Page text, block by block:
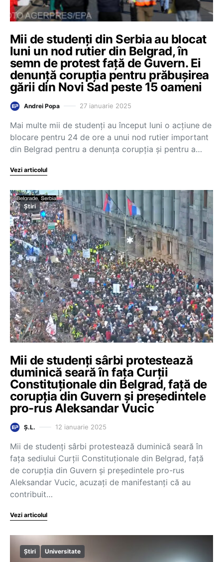
Mii de studenți din Serbia au blocat
luni un nod rutier din Belgrad, în
semn de protest față de Guvern. Ei
denunță corupția pentru prăbușirea
gării din Novi Sad peste 15 oameni
Andrei Popa 27 ianuarie 2025
Mai multe mii de studenți au început luni o acțiune de
blocare pentru 24 de ore a unui nod rutier important
din Belgrad pentru a denunța corupția și pentru a…
Vezi articolul
Știri
Mii de studenți sârbi protestează
duminică seară în fața Curții
Constituționale din Belgrad, față de
corupția din Guvern și președintele
pro-rus Aleksandar Vucic
Ș.L. 12 ianuarie 2025
Mii de studenți sârbi protestează duminică seară în
fața sediului Curții Constituționale din Belgrad, față
de corupția din Guvern și președintele pro-rus
Aleksandar Vucic, acuzați de manifestanți că au
contribuit…
Vezi articolul
Știri Universitate